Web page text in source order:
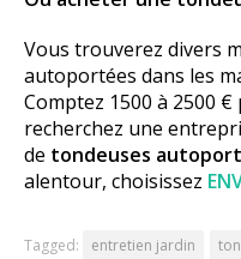
Vous trouverez divers
autoportées dans les
Comptez 1500 à 2500
recherchez une
de tondeuses
alentour, choisissez
Tagged: entretien jardin